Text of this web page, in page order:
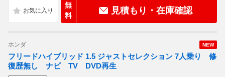
無
料
見積もり・在庫確認
NEW
ホンダ
フリードハイブリッド 1.5 ジャストセレクション 7人乗り 修
復歴無し ナビ TV DVD再生